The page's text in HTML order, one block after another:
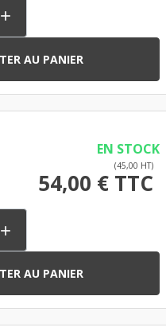

AU PANIER
EN STOCK
(45,00 HT)
54,00 € TTC

AU PANIER